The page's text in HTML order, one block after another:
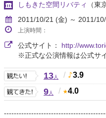
しもきた空間リバティ
（東
2011/10/21 (金) ～ 2011/
上演時間：
公式サイト： http://
※正式な公演情報は公式サ
13人 / 3.9
9人 / 4.0